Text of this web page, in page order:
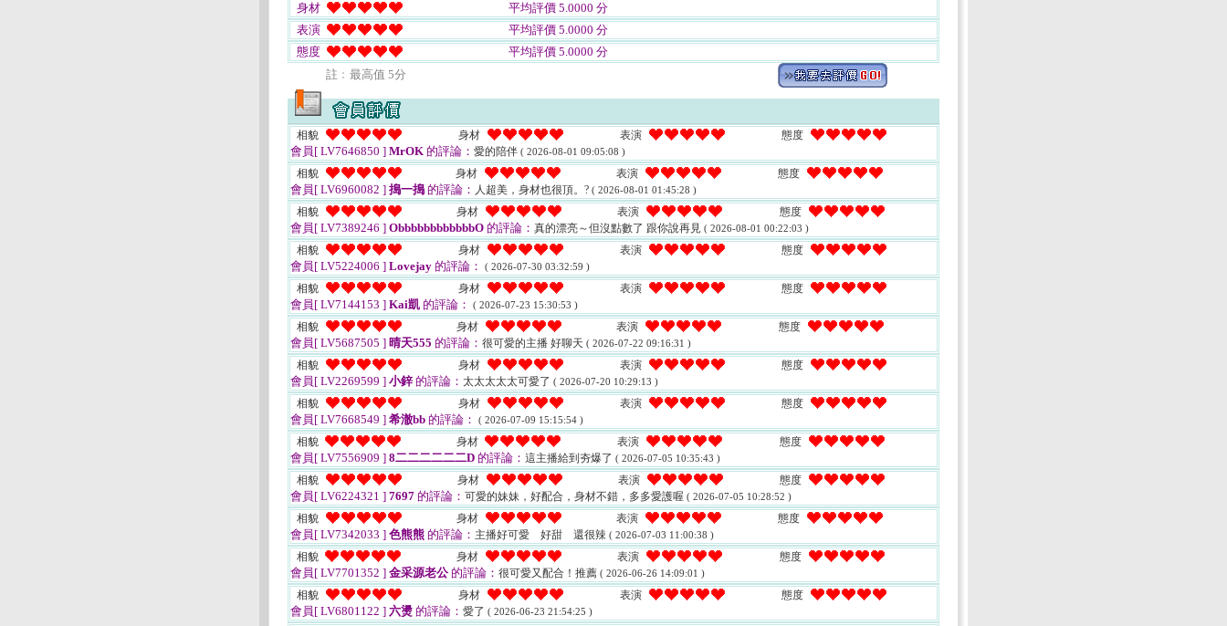
身材
平均評價 5.0000 分
表演
平均評價 5.0000 分
態度
平均評價 5.0000 分
註﹕最高值 5分
相貌 身材 表演 態度
會員[ LV7646850 ] MrOK 的評論： 愛的陪伴 ( 2026-08-01 09:05:08 )
相貌 身材 表演 態度
會員[ LV6960082 ] 搗一搗 的評論： 人超美，身材也很頂。? ( 2026-08-01 01:45:28 )
相貌 身材 表演 態度
會員[ LV7389246 ] ObbbbbbbbbbbbO 的評論： 真的漂亮～但沒點數了 跟你說再見 ( 2026-08-01 00:22:03 )
相貌 身材 表演 態度
會員[ LV5224006 ] Lovejay 的評論： ( 2026-07-30 03:32:59 )
相貌 身材 表演 態度
會員[ LV7144153 ] Kai凱 的評論： ( 2026-07-23 15:30:53 )
相貌 身材 表演 態度
會員[ LV5687505 ] 晴天555 的評論： 很可愛的主播 好聊天 ( 2026-07-22 09:16:31 )
相貌 身材 表演 態度
會員[ LV2269599 ] 小鋅 的評論： 太太太太太可愛了 ( 2026-07-20 10:29:13 )
相貌 身材 表演 態度
會員[ LV7668549 ] 希澈bb 的評論： ( 2026-07-09 15:15:54 )
相貌 身材 表演 態度
會員[ LV7556909 ] 8二二二二二二D 的評論： 這主播給到夯爆了 ( 2026-07-05 10:35:43 )
相貌 身材 表演 態度
會員[ LV6224321 ] 7697 的評論： 可愛的妹妹，好配合，身材不錯，多多愛護喔 ( 2026-07-05 10:28:52 )
相貌 身材 表演 態度
會員[ LV7342033 ] 色熊熊 的評論： 主播好可愛 好甜 還很辣 ( 2026-07-03 11:00:38 )
相貌 身材 表演 態度
會員[ LV7701352 ] 金采源老公 的評論： 很可愛又配合！推薦 ( 2026-06-26 14:09:01 )
相貌 身材 表演 態度
會員[ LV6801122 ] 六燙 的評論： 愛了 ( 2026-06-23 21:54:25 )